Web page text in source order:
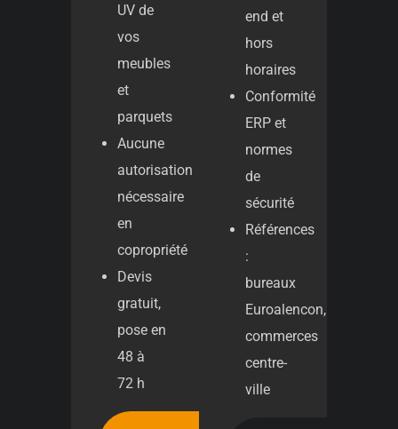
UV de
vos
meubles
et
parquets
Aucune
autorisation
nécessaire
en
copropriété
Devis
gratuit,
pose en
48 à
72 h
end et
hors
horaires
Conformité
ERP et
normes
de
sécurité
Références
:
bureaux
Euroalencon,
commerces
centre-
ville